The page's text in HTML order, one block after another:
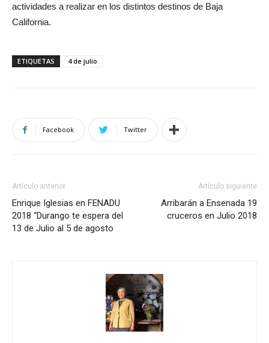
actividades a realizar en los distintos destinos de Baja
California.
ETIQUETAS 4 de julio
Facebook Twitter
Artículo anterior
Enrique Iglesias en FENADU
2018 “Durango te espera del
13 de Julio al 5 de agosto
Artículo siguiente
Arribarán a Ensenada 19
cruceros en Julio 2018